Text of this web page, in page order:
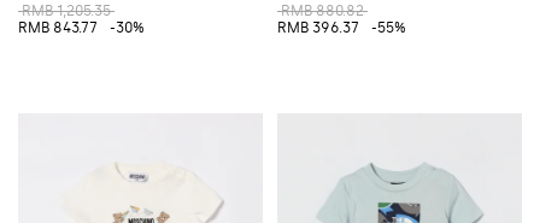
RMB 1,205.35
RMB 843.77
-30%
RMB 880.82
RMB 396.37
-55%